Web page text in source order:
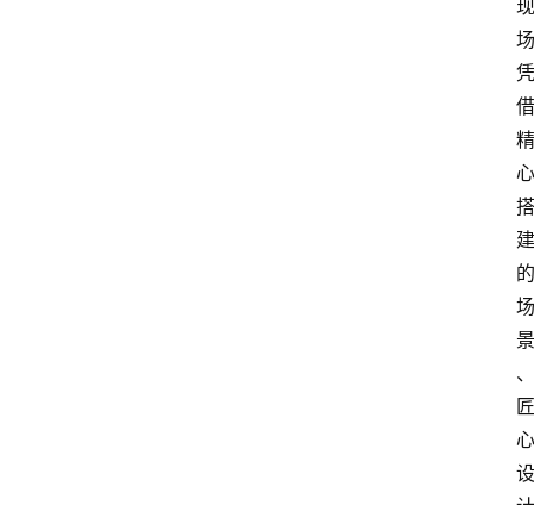
现
场
凭
借
精
心
搭
建
的
场
景
、
匠
心
设